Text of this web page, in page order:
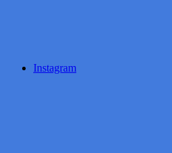
Instagram